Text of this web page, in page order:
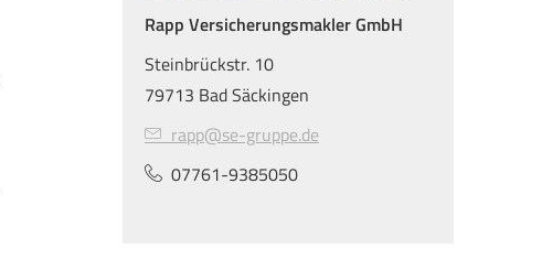
Rapp Ver­sicherungs­makler GmbH
Steinbrückstr. 10
79713 Bad Säckingen
rapp@se-gruppe.de
07761-9385050